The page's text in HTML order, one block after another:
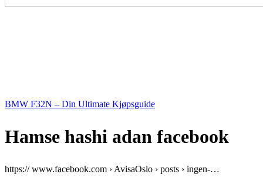
BMW F32N – Din Ultimate Kjøpsguide
Hamse hashi adan facebook
https:// www.facebook.com › AvisaOslo › posts › ingen-…